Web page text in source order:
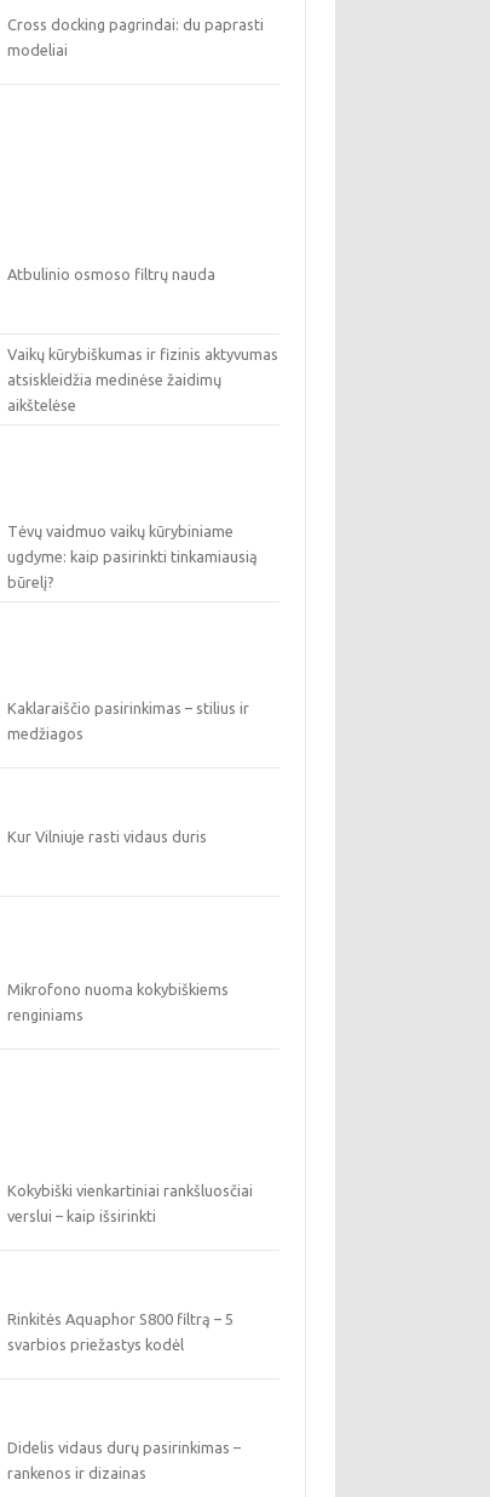
Cross docking pagrindai: du paprasti
modeliai
Atbulinio osmoso filtrų nauda
Vaikų kūrybiškumas ir fizinis aktyvumas
atsiskleidžia medinėse žaidimų
aikštelėse
Tėvų vaidmuo vaikų kūrybiniame
ugdyme: kaip pasirinkti tinkamiausią
būrelį?
Kaklaraiščio pasirinkimas – stilius ir
medžiagos
Kur Vilniuje rasti vidaus duris
Mikrofono nuoma kokybiškiems
renginiams
Kokybiški vienkartiniai rankšluosčiai
verslui – kaip išsirinkti
Rinkitės Aquaphor S800 filtrą – 5
svarbios priežastys kodėl
Didelis vidaus durų pasirinkimas –
rankenos ir dizainas